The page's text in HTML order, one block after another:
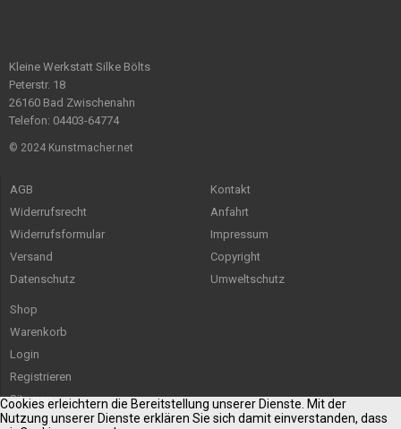
Kleine Werkstatt Silke Bölts
Peterstr. 18
26160 Bad Zwischenahn
Telefon: 04403-64774
© 2024 Kunstmacher.net
AGB
Widerrufsrecht
Widerrufsformular
Versand
Datenschutz
Kontakt
Anfahrt
Impressum
Copyright
Umweltschutz
Shop
Warenkorb
Login
Registrieren
Sitemap
Cookies erleichtern die Bereitstellung unserer Dienste. Mit der
Nutzung unserer Dienste erklären Sie sich damit einverstanden, dass